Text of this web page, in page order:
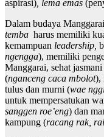
aspirasi), lema emas
Dalam budaya
temba harus memiliki
kemampuan leadership,
ngengga), memiliki
Manggarai, sehat
(nganceng caca mbolot),
tulus dan murni (wae
untuk mempersatukan
sanggen roe’eng) dan
kampung (racang rak,